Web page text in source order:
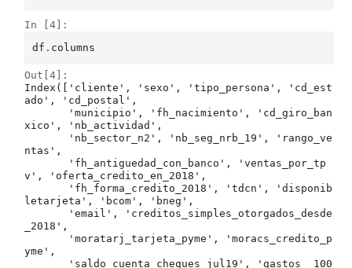
In [4]:
df . columns
Out[4]:
Index(['cliente', 'sexo', 'tipo_persona', 'cd_est
ado', 'cd_postal',
xico', 'nb_actividad',
ntas',
v', 'oferta_credito_en_2018',
letarjeta', 'bcom', 'bneg',
_2018',
yme',